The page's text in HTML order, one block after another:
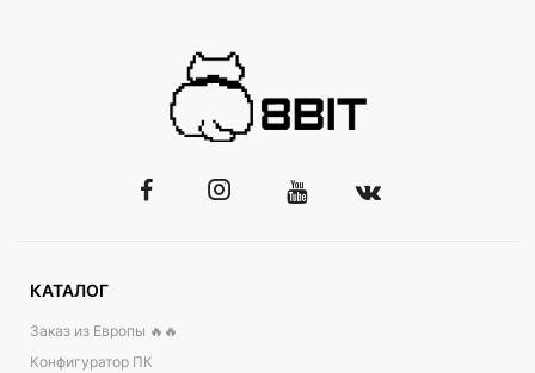
КАТАЛОГ
Заказ из Европы 🔥🔥
Конфигуратор ПК